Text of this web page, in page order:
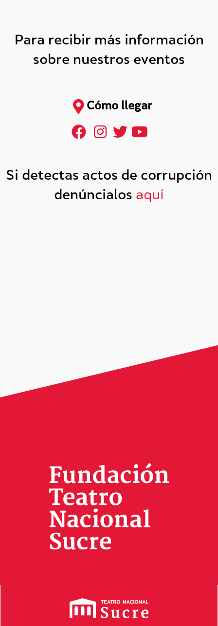
Para recibir más información
sobre nuestros eventos
Cómo llegar
Si detectas actos de corrupción
denúncialos aquí